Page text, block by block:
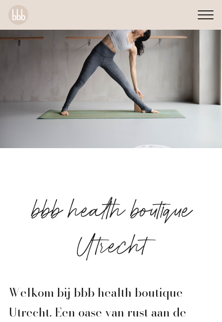
bbb health boutique
Utrecht
Welkom bij bbb health boutique
Utrecht. Een oase van rust aan de